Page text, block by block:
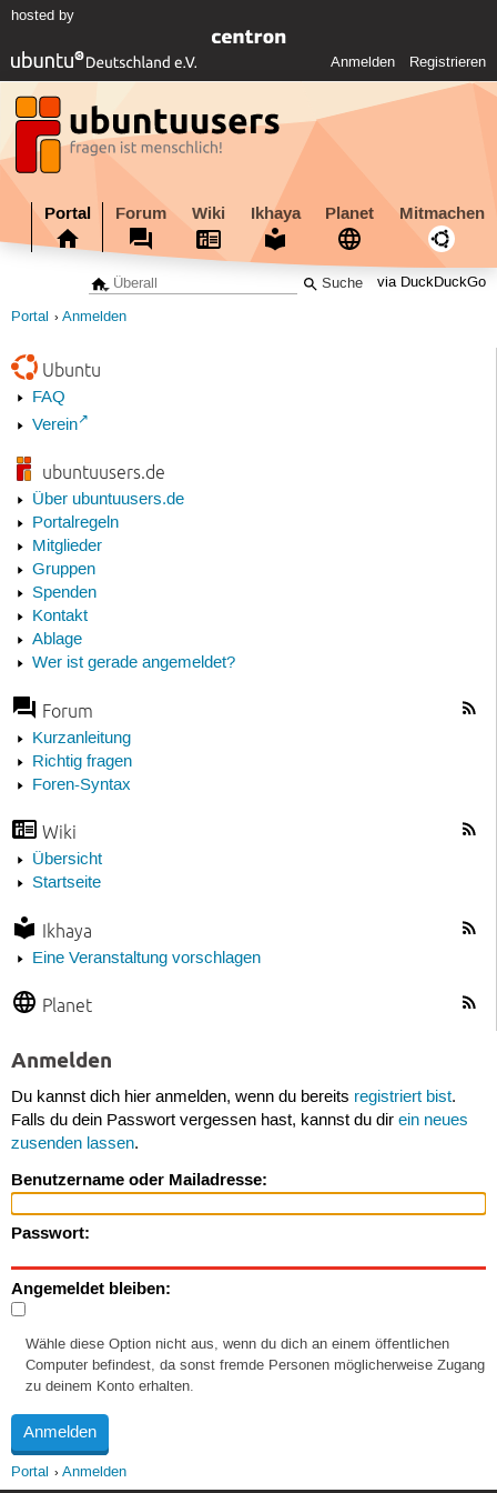
hosted by
Anmelden Registrieren
Portal Forum Wiki Ikhaya Planet Mitmachen
via DuckDuckGo
Portal Anmelden
Ubuntu
FAQ
Verein
ubuntuusers.de
Über ubuntuusers.de
Portalregeln
Mitglieder
Gruppen
Spenden
Kontakt
Ablage
Wer ist gerade angemeldet?
Forum
Kurzanleitung
Richtig fragen
Foren-Syntax
Wiki
Übersicht
Startseite
Ikhaya
Eine Veranstaltung vorschlagen
Planet
Anmelden
Du kannst dich hier anmelden, wenn du bereits registriert bist.
Falls du dein Passwort vergessen hast, kannst du dir ein neues
zusenden lassen.
Benutzername oder Mailadresse:
Passwort:
Angemeldet bleiben:
Wähle diese Option nicht aus, wenn du dich an einem öffentlichen
Computer befindest, da sonst fremde Personen möglicherweise Zugang
zu deinem Konto erhalten.
Portal Anmelden